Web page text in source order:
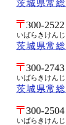
茨城県常
300-2522
いばらきけん
茨城県常
300-2743
いばらきけん
茨城県常
300-2504
いばらきけん